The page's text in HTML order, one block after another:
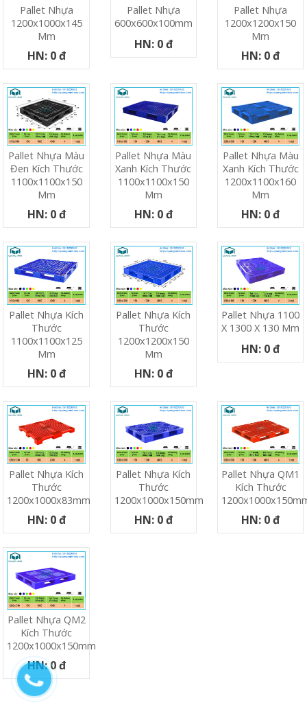
Pallet Nhựa
1200x1000x145
Mm
HN: 0 đ
Pallet Nhựa
600x600x100mm
HN: 0 đ
Pallet Nhựa
1200x1200x150
Mm
HN: 0 đ
Pallet Nhựa Màu
Đen Kích Thước
1100x1100x150
Mm
HN: 0 đ
Pallet Nhựa Màu
Xanh Kích Thước
1100x1100x150
Mm
HN: 0 đ
Pallet Nhựa Màu
Xanh Kích Thước
1200x1100x160
Mm
HN: 0 đ
Pallet Nhựa Kích
Thước
1100x1100x125
Mm
HN: 0 đ
Pallet Nhựa Kích
Thước
1200x1200x150
Mm
HN: 0 đ
Pallet Nhựa 1100
X 1300 X 130 Mm
HN: 0 đ
Pallet Nhựa Kích
Thước
1200x1000x83mm
HN: 0 đ
Pallet Nhựa Kích
Thước
1200x1000x150mm
HN: 0 đ
Pallet Nhựa QM1
Kích Thước
HN: 0 đ
Pallet Nhựa QM2
Kích Thước
1200x1000x150mm
HN: 0 đ